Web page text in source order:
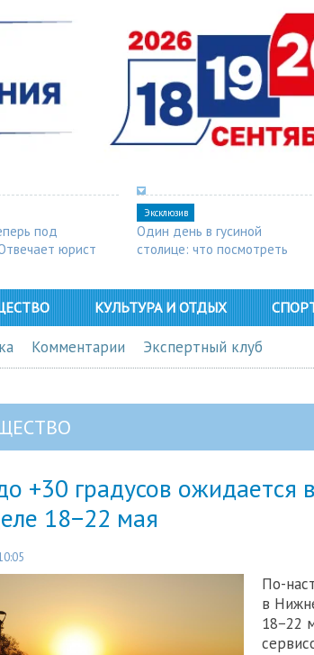
под
юрист
Эксклюзив
Один день в гусиной
столице: что посмотреть
КУЛЬТУРА И ОТДЫХ
Комментарии Экспертный клуб
+30 градусов ожидается
18−22 мая
По-
в
18−22